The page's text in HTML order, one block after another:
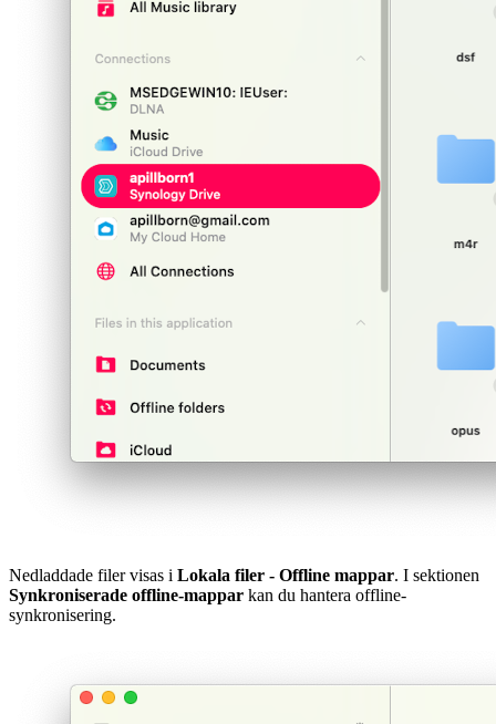
Nedladdade filer visas i Lokala filer - Offline mappar. I sektionen
Synkroniserade offline-mappar kan du hantera offline-
synkronisering.